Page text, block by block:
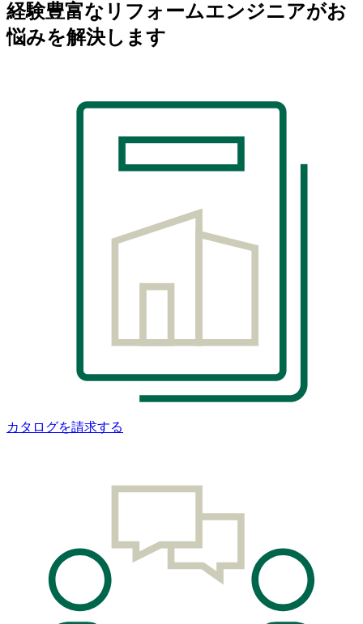
経験豊富なリフォームエンジニアがお
悩みを解決します
カタログを請求する